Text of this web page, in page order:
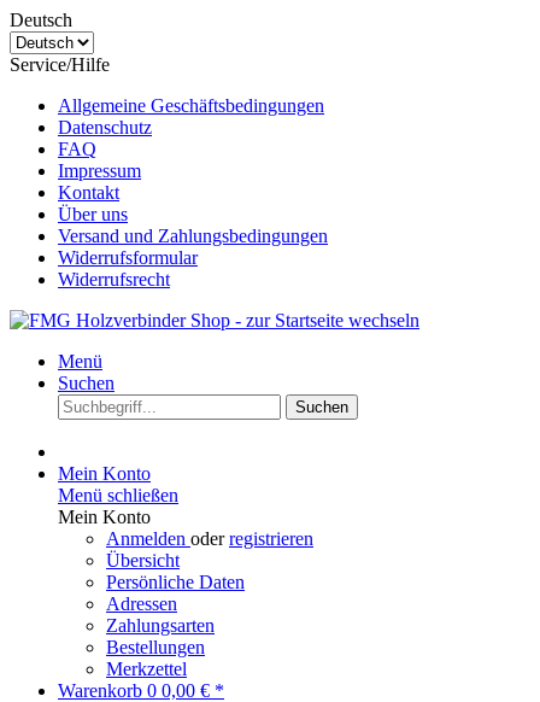
Deutsch
Service/Hilfe
Allgemeine Geschäftsbedingungen
Datenschutz
FAQ
Impressum
Kontakt
Über uns
Versand und Zahlungsbedingungen
Widerrufsformular
Widerrufsrecht
Menü
Suchen
Suchen
Mein Konto
Menü schließen
Mein Konto
Anmelden oderregistrieren
Übersicht
Persönliche Daten
Adressen
Zahlungsarten
Bestellungen
Merkzettel
Warenkorb 0 0,00 € *